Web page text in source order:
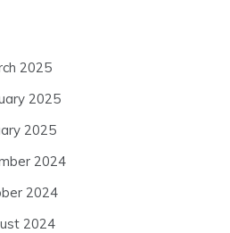
2025
2025
2025
2024
2024
2024